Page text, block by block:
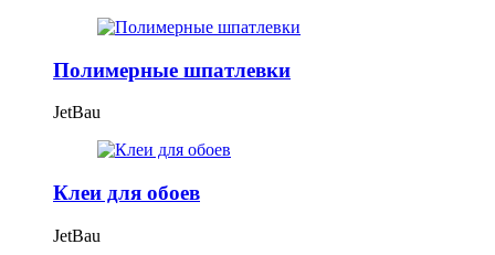
Полимерные шпатлевки
JetBau
Клеи для обоев
JetBau